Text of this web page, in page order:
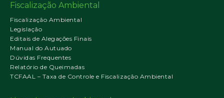
Fiscalização Ambiental
Fiscalização Ambiental
Legislação
Editais de Alegações Finais
Manual do Autuado
Dúvidas Frequentes
Relatório de Queimadas
TCFAAL – Taxa de Controle e Fiscalização Ambiental